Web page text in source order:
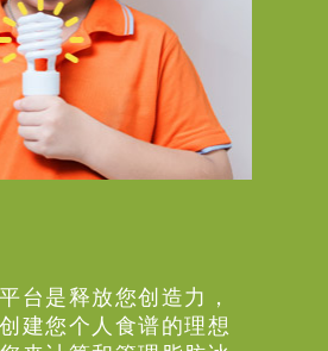
台是释放您创造力，
建您个人食谱的理想